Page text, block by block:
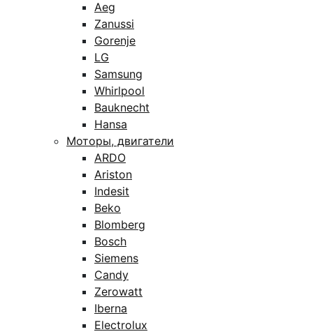
Aeg
Zanussi
Gorenje
LG
Samsung
Whirlpool
Bauknecht
Hansa
Моторы, двигатели
ARDO
Ariston
Indesit
Beko
Blomberg
Bosch
Siemens
Candy
Zerowatt
Iberna
Electrolux